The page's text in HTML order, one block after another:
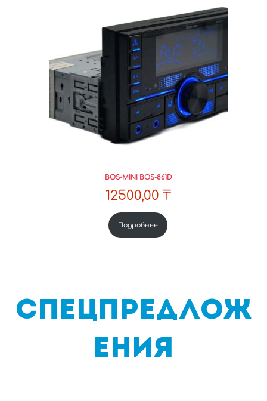
BOS-MINI BOS-861D
12500,00 ₸
Подробнее
04-
29Спецпредлож
ения